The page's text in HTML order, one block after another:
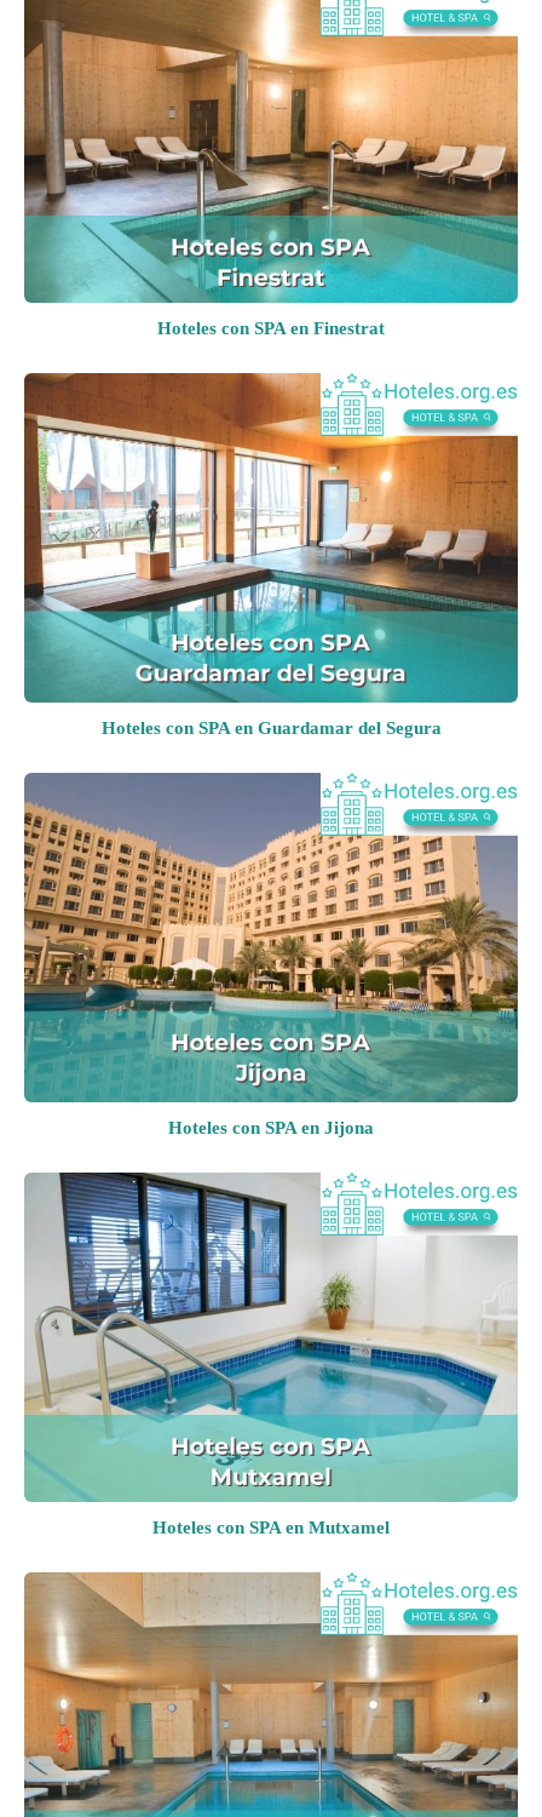
Hoteles con SPA en Finestrat
Hoteles con SPA en Guardamar del Segura
Hoteles con SPA en Jijona
Hoteles con SPA en Mutxamel